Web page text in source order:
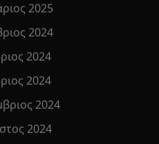
2025
2024
2024
2024
2024
2024